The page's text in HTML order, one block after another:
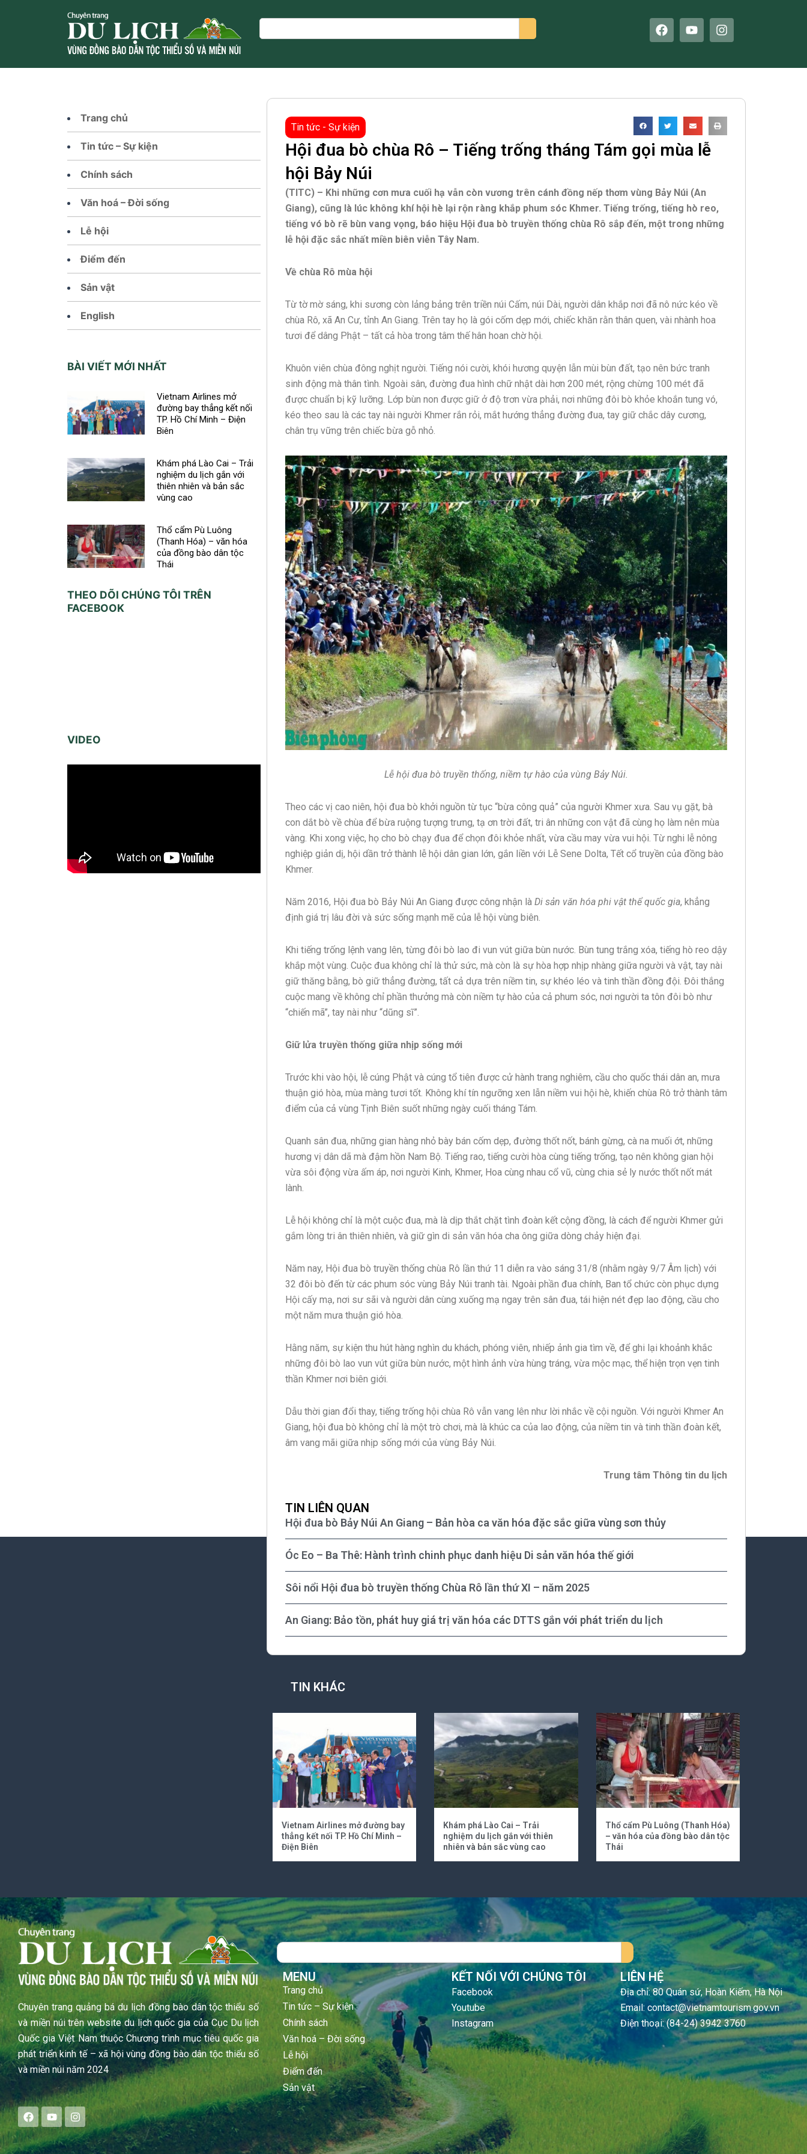
Search
F
a
b
o
Y
o
u
e
I
n
a
r
m
Trang chủ
Tin tức – Sự kiện
Chính sách
Văn hoá – Đời sống
Lễ hội
Điểm đến
Sản vật
English
BÀI VIẾT MỚI NHẤT
Vietnam Airlines mở
đường bay thẳng kết nối
TP. Hồ Chí Minh – Điện
Biên
Khám phá Lào Cai – Trải
nghiệm du lịch gắn với
thiên nhiên và bản sắc
vùng cao
Thổ cẩm Pù Luông
(Thanh Hóa) – văn hóa
của đồng bào dân tộc
Thái
THEO DÕI CHÚNG TÔI TRÊN
FACEBOOK
VIDEO
Tin tức - Sự kiện
Hội đua bò chùa Rô – Tiếng trống tháng Tám gọi mùa lễ
hội Bảy Núi
(TITC) – Khi những cơn mưa cuối hạ vẫn còn vương trên cánh đồng nếp thơm vùng Bảy Núi (An
Giang), cũng là lúc không khí hội hè lại rộn ràng khắp phum sóc Khmer. Tiếng trống, tiếng hò reo,
tiếng vó bò rẽ bùn vang vọng, báo hiệu Hội đua bò truyền thống chùa Rô sắp đến, một trong những
lễ hội đặc sắc nhất miền biên viễn Tây Nam.
Về chùa Rô mùa hội
Từ tờ mờ sáng, khi sương còn lảng bảng trên triền núi Cấm, núi Dài, người dân khắp nơi đã nô nức kéo về
chùa Rô, xã An Cư, tỉnh An Giang. Trên tay họ là gói cốm dẹp mới, chiếc khăn rằn thân quen, vài nhành hoa
tươi để dâng Phật – tất cả hòa trong tâm thế hân hoan chờ hội.
Khuôn viên chùa đông nghịt người. Tiếng nói cười, khói hương quyện lẫn mùi bùn đất, tạo nên bức tranh
sinh động mà thân tình. Ngoài sân, đường đua hình chữ nhật dài hơn 200 mét, rộng chừng 100 mét đã
được chuẩn bị kỹ lưỡng. Lớp bùn non được giữ ở độ trơn vừa phải, nơi những đôi bò khỏe khoắn tung vó,
kéo theo sau là các tay nài người Khmer rắn rỏi, mắt hướng thẳng đường đua, tay giữ chắc dây cương,
chân trụ vững trên chiếc bừa gỗ nhỏ.
Lễ hội đua bò truyền thống, niềm tự hào của vùng Bảy Núi.
Theo các vị cao niên, hội đua bò khởi nguồn từ tục “bừa công quả” của người Khmer xưa. Sau vụ gặt, bà
con dắt bò về chùa để bừa ruộng tượng trưng, tạ ơn trời đất, tri ân những con vật đã cùng họ làm nên mùa
vàng. Khi xong việc, họ cho bò chạy đua để chọn đôi khỏe nhất, vừa cầu may vừa vui hội. Từ nghi lễ nông
nghiệp giản dị, hội dần trở thành lễ hội dân gian lớn, gắn liền với Lễ Sene Dolta, Tết cổ truyền của đồng bào
Khmer.
Năm 2016, Hội đua bò Bảy Núi An Giang được công nhận là Di sản văn hóa phi vật thể quốc gia, khẳng
định giá trị lâu đời và sức sống mạnh mẽ của lễ hội vùng biên.
Khi tiếng trống lệnh vang lên, từng đôi bò lao đi vun vút giữa bùn nước. Bùn tung trắng xóa, tiếng hò reo dậy
khắp một vùng. Cuộc đua không chỉ là thử sức, mà còn là sự hòa hợp nhịp nhàng giữa người và vật, tay nài
giữ thăng bằng, bò giữ thẳng đường, tất cả dựa trên niềm tin, sự khéo léo và tinh thần đồng đội. Đôi thắng
cuộc mang về không chỉ phần thưởng mà còn niềm tự hào của cả phum sóc, nơi người ta tôn đôi bò như
“chiến mã”, tay nài như “dũng sĩ”.
Giữ lửa truyền thống giữa nhịp sống mới
Trước khi vào hội, lễ cúng Phật và cúng tổ tiên được cử hành trang nghiêm, cầu cho quốc thái dân an, mưa
thuận gió hòa, mùa màng tươi tốt. Không khí tín ngưỡng xen lẫn niềm vui hội hè, khiến chùa Rô trở thành tâm
điểm của cả vùng Tịnh Biên suốt những ngày cuối tháng Tám.
Quanh sân đua, những gian hàng nhỏ bày bán cốm dẹp, đường thốt nốt, bánh gừng, cà na muối ớt, những
hương vị dân dã mà đậm hồn Nam Bộ. Tiếng rao, tiếng cười hòa cùng tiếng trống, tạo nên không gian hội
vừa sôi động vừa ấm áp, nơi người Kinh, Khmer, Hoa cùng nhau cổ vũ, cùng chia sẻ ly nước thốt nốt mát
lành.
Lễ hội không chỉ là một cuộc đua, mà là dịp thắt chặt tình đoàn kết cộng đồng, là cách để người Khmer gửi
gắm lòng tri ân thiên nhiên, và giữ gìn di sản văn hóa cha ông giữa dòng chảy hiện đại.
Năm nay, Hội đua bò truyền thống chùa Rô lần thứ 11 diễn ra vào sáng 31/8 (nhằm ngày 9/7 Âm lịch) với
32 đôi bò đến từ các phum sóc vùng Bảy Núi tranh tài. Ngoài phần đua chính, Ban tổ chức còn phục dựng
Hội cấy mạ, nơi sư sãi và người dân cùng xuống mạ ngay trên sân đua, tái hiện nét đẹp lao động, cầu cho
một năm mưa thuận gió hòa.
Hằng năm, sự kiện thu hút hàng nghìn du khách, phóng viên, nhiếp ảnh gia tìm về, để ghi lại khoảnh khắc
những đôi bò lao vun vút giữa bùn nước, một hình ảnh vừa hùng tráng, vừa mộc mạc, thể hiện trọn vẹn tinh
thần Khmer nơi biên giới.
Dẫu thời gian đổi thay, tiếng trống hội chùa Rô vẫn vang lên như lời nhắc về cội nguồn. Với người Khmer An
Giang, hội đua bò không chỉ là một trò chơi, mà là khúc ca của lao động, của niềm tin và tinh thần đoàn kết,
âm vang mãi giữa nhịp sống mới của vùng Bảy Núi.
Trung tâm Thông tin du lịch
TIN LIÊN QUAN
Hội đua bò Bảy Núi An Giang – Bản hòa ca văn hóa đặc sắc giữa vùng sơn thủy
Óc Eo – Ba Thê: Hành trình chinh phục danh hiệu Di sản văn hóa thế giới
Sôi nổi Hội đua bò truyền thống Chùa Rô lần thứ XI – năm 2025
An Giang: Bảo tồn, phát huy giá trị văn hóa các DTTS gắn với phát triển du lịch
TIN KHÁC
Vietnam Airlines mở đường bay
thẳng kết nối TP. Hồ Chí Minh –
Điện Biên
Khám phá Lào Cai – Trải
nghiệm du lịch gắn với thiên
nhiên và bản sắc vùng cao
Thổ cẩm Pù Luông (Thanh Hóa)
– văn hóa của đồng bào dân tộc
Thái
Chuyên trang quảng bá du lịch đồng bào dân tộc thiểu số
và miền núi trên website du lịch quốc gia của Cục Du lịch
Quốc gia Việt Nam thuộc Chương trình mục tiêu quốc gia
phát triển kinh tế – xã hội vùng đồng bào dân tộc thiểu số
và miền núi năm 2024
F
a
c
e
Y
o
u
t
I
n
s
t
Search
MENU
Trang chủ
Tin tức – Sự kiện
Chính sách
Văn hoá – Đời sống
Lễ hội
Điểm đến
Sản vật
KẾT NỐI VỚI CHÚNG TÔI
Facebook
Youtube
Instagram
LIÊN HỆ
Địa chỉ: 80 Quán sứ, Hoàn Kiếm, Hà Nội
Email: contact@vietnamtourism.gov.vn
Điện thoại: (84-24) 3942 3760